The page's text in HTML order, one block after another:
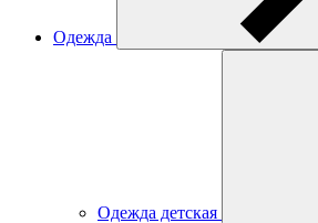
Одежда
Одежда детская